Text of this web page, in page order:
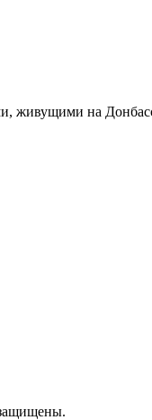
живущими на